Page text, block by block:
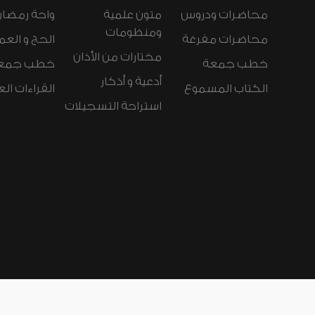
محاضرات ودروس
محاضرات مفرغة
خطب جمعة
الكتاب المسموع
متون علمية
ومنظومات
مختارات من الأذان
أدعية و أذكار
استراحة التسجيلات
واحة
الحج و
خطب
القراءات